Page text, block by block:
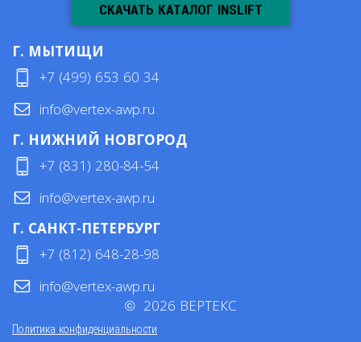
СКАЧАТЬ КАТАЛОГ INSLIFT
Г. МЫТИЩИ
+7 (499) 653 60 34
info@vertex-awp.ru
Г. НИЖНИЙ НОВГОРОД
+7 (831) 280-84-54
info@vertex-awp.ru
Г. САНКТ-ПЕТЕРБУРГ
+7 (812) 648-28-98
info@vertex-awp.ru
Политика конфиденциальности
© 2026 ВЕРТЕКС